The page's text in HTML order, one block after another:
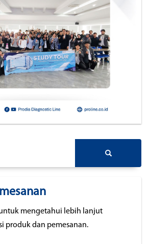
mengetahui lebih lanjut
produk dan pemesanan.